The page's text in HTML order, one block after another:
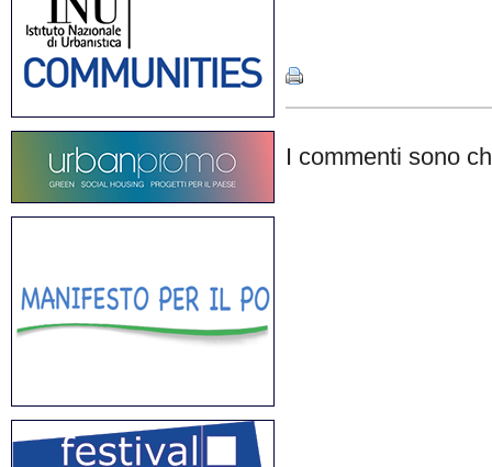
I commenti sono